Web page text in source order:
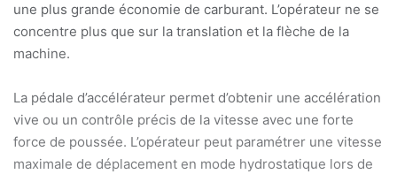
une plus grande économie de carburant. L’opérateur ne se
concentre plus que sur la translation et la flèche de la
machine.
La pédale d’accélérateur permet d’obtenir une accélération
vive ou un contrôle précis de la vitesse avec une forte
force de poussée. L’opérateur peut paramétrer une vitesse
maximale de déplacement en mode hydrostatique lors de